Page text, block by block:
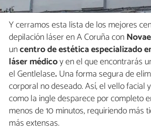
Y cerramos esta lista de los mejores
depilación láser en A Coruña con
uncentro de estética especializado
láser médicoy en el que encontrarás
el Gentlelase.Una forma segura de
corporal no deseado. Así, el vello facial
como la ingle desparece por completo
menos de 10 minutos, requiriendo más
más extensas.